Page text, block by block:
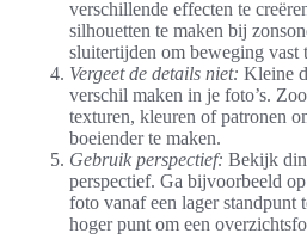
verschillende effecten te
silhouetten te maken bij
sluitertijden om beweging vast
Vergeet de details niet: Kleine
verschil maken in je foto’s.
texturen, kleuren of patronen
boeiender te maken.
Gebruik perspectief: Bekijk
perspectief. Ga bijvoorbeeld
foto vanaf een lager standpunt
hoger punt om een